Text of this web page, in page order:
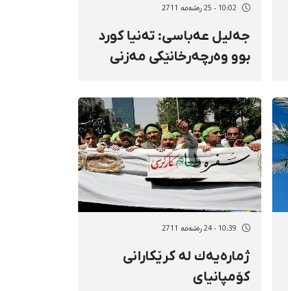
10:02 - 25 رەشەمه 2711
جەلیل عەباسی: ته‌نیا کورد
بوو وه‌رچه‌رخانێکی مه‌زنی
کرد
10:39 - 24 رەشەمه 2711
ژمارەیەك لە كرێكارانی
كۆمپانیای